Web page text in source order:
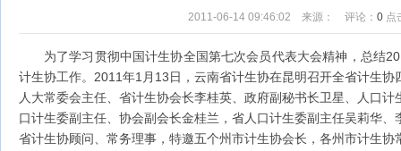
2011-06-14 09:46:02 来源： 评论： 0点
为了学习贯彻中国计生协全国第七次会员代表大会精神，总结
计生协工作。2011年1月13日，云南省计生协在昆明召开全省计生
人大常委会主任、省计生协会长李桂英、政府副秘书长卫星、人口
口计生委副主任、协会副会长金桂兰，省人口计生委副主任吴莉华
省计生协顾问、常务理事，特邀五个州市计生协会长，各州市计生